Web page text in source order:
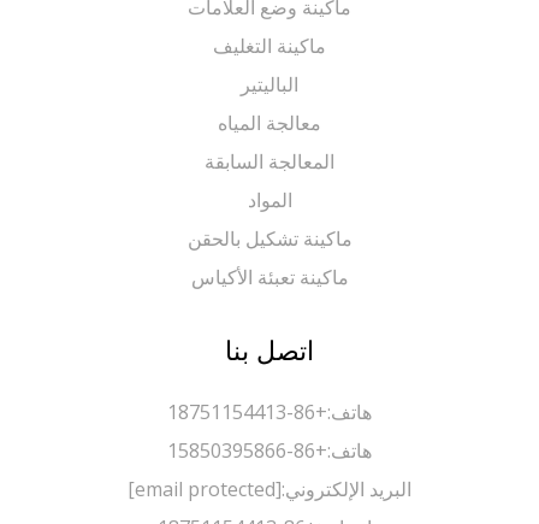
ماكينة وضع العلامات
ماكينة التغليف
الباليتير
معالجة المياه
المعالجة السابقة
ماكينة تشكيل بالحقن
ماكينة تعبئة الأكياس
اتصل بنا
+86-18751154413
+86-15850395866
البريد الإلكتروني:[email protected]